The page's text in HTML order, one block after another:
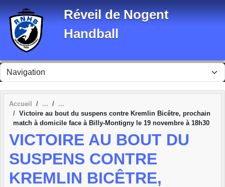
Réveil de Nogent
Handball
Accueil
Victoire au bout du suspens contre Kremlin Bicêtre, prochain
match à domicile face à Billy-Montigny le 19 novembre à 18h30
VICTOIRE AU BOUT DU
SUSPENS CONTRE
KREMLIN BICÊTRE,